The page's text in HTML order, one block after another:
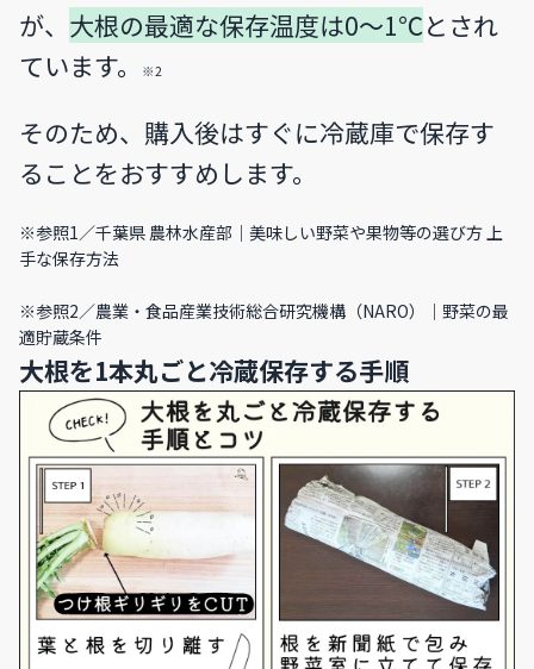
が、 大根の最適な保存温度は0〜1℃とされ
ています。
※2
そのため、購入後はすぐに冷蔵庫で保存す
ることをおすすめします。
※参照1／千葉県 農林水産部｜美味しい野菜や果物等の選び方 上
手な保存方法
※参照2／農業・食品産業技術総合研究機構（NARO）｜野菜の最
適貯蔵条件
大根を1本丸ごと冷蔵保存する手順